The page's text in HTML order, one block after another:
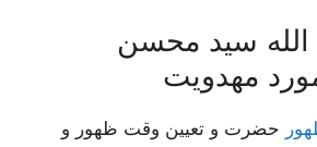
سید محسن
مهدویت
حضرت و تعیین وقت ظهور و